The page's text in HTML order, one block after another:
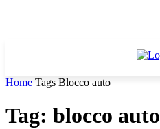
Home Tags Blocco auto
Tag: blocco auto